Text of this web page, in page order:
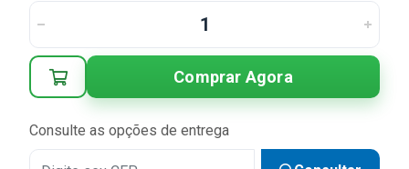
Comprar Agora
Consulte as opções de entrega